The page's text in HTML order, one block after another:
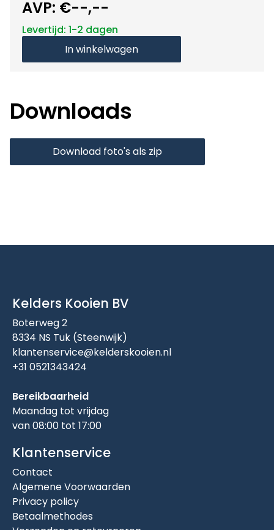
AVP: €--,--
Levertijd: 1-2 dagen
In winkelwagen
Downloads
Download foto's als zip
Kelders Kooien BV
Boterweg 2
8334 NS Tuk (Steenwijk)
klantenservice@kelderskooien.nl
+31 0521343424
Bereikbaarheid
Maandag tot vrijdag
van 08:00 tot 17:00
Klantenservice
Contact
Algemene Voorwaarden
Privacy policy
Betaalmethodes